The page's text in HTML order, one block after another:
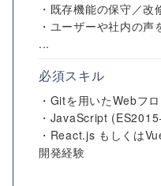
・既存機能の保守／改
・ユーザーや社内の
...
必須スキル
・Gitを⽤いたWebフ
・JavaScript
・React.js もしくは
開発経験